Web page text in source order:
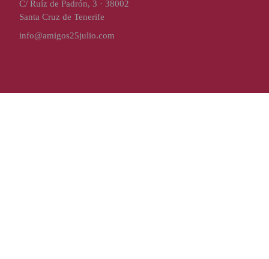
C/ Ruíz de Padrón, 3 · 38002
Santa Cruz de Tenerife
info@amigos25julio.com